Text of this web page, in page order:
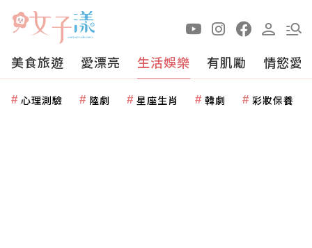
美食旅遊 愛漂亮 生活娛樂 有肌勵 情慾愛
心理測驗 陸劇 星座生肖 韓劇 彩妝保養